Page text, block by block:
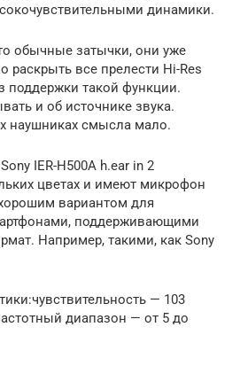
динамики.
обычные затычки, они уже
раскрыть все прелести Hi-Res
поддержки такой функции.
и об источнике звука.
наушниках смысла мало.
IER-H500A h.ear in 2
цветах и имеют микрофон
вариантом для
поддерживающими
Например, такими, как Sony
— 103
диапазон — от 5 до